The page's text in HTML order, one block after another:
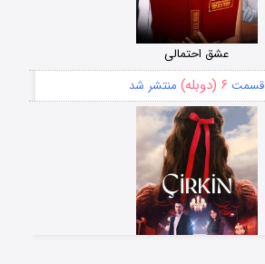
عشق احتمالی
قسمت ۶ (دوبله) منتشر شد